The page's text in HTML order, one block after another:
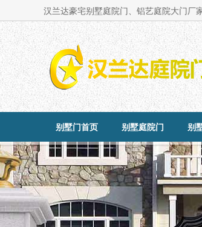
汉兰达豪宅别墅庭院门、铝艺庭院大门厂
别墅门首页 别墅庭院门 别